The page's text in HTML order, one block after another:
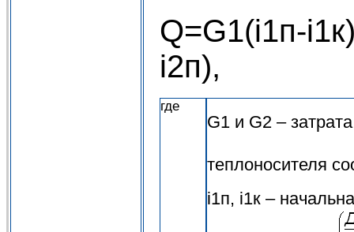
Q=G1(i1п-
где
G1 и G2 –
теплоносителя
i1п, i1к –